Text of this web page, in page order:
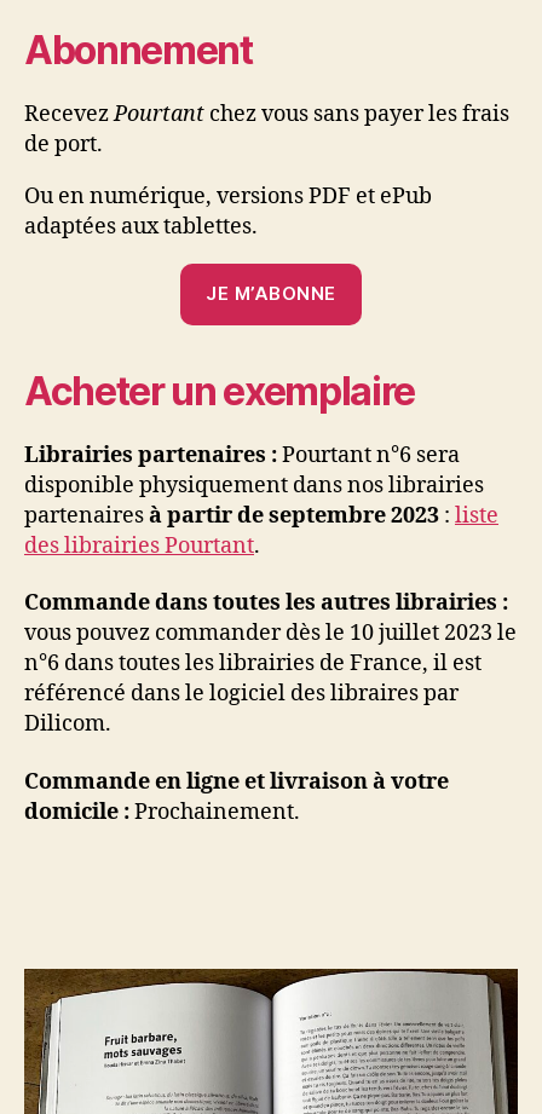
Abonnement
RecevezPourtant chez vous sans payer les frais
de port.
Ou en numérique, versions PDF et ePub
adaptées aux tablettes.
JE M’ABONNE
Acheter un exemplaire
Librairies partenaires :Pourtant n°6 sera
disponible physiquement dans nos librairies
partenairesà partir de septembre 2023 : liste
des librairies Pourtant.
Commande dans toutes les autres librairies :
vous pouvez commander dès le 10 juillet 2023 le
n°6 dans toutes les librairies de France, il est
référencé dans le logiciel des libraires par
Dilicom.
Commande en ligne et livraison à votre
domicile :Prochainement.